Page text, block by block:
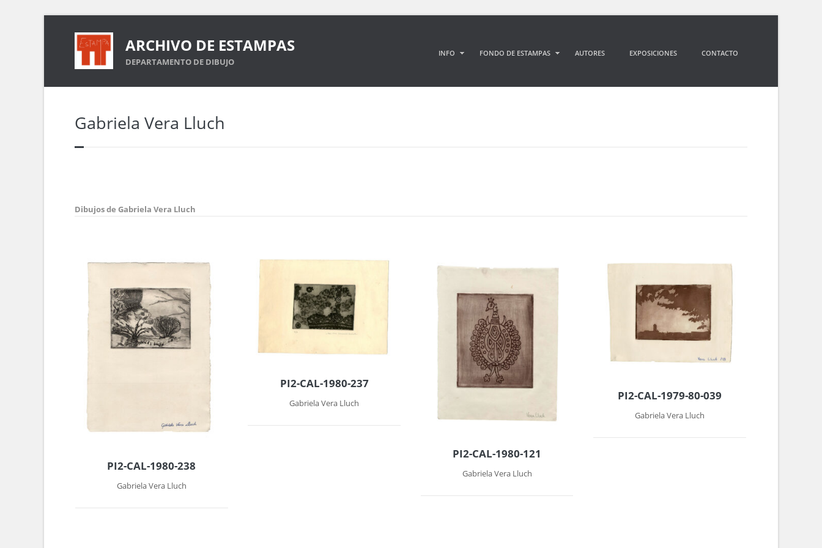
ARCHIVO DE ESTAMPAS
DEPARTAMENTO DE DIBUJO
INFO FONDO DE ESTAMPAS AUTORES EXPOSICIONES CONTACTO
Gabriela Vera Lluch
Dibujos de Gabriela Vera Lluch
PI2-CAL-1980-238
Gabriela Vera Lluch
PI2-CAL-1980-237
Gabriela Vera Lluch
PI2-CAL-1980-121
Gabriela Vera Lluch
PI2-CAL-1979-80-039
Gabriela Vera Lluch